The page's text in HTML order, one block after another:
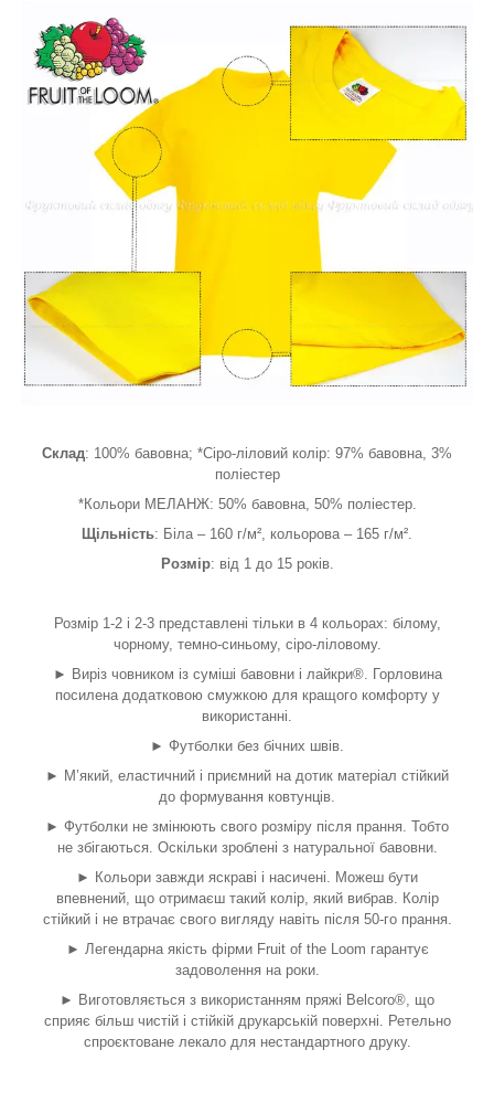
Склад: 100% бавовна; *Сіро-ліловий колір: 97% бавовна, 3%
поліестер
*Кольори МЕЛАНЖ: 50% бавовна, 50% поліестер.
Щільність: Біла – 160 г/м², кольорова – 165 г/м².
Розмір: від 1 до 15 років.
Розмір 1-2 і 2-3 представлені тільки в 4 кольорах: білому,
чорному, темно-синьому, сіро-ліловому.
► Виріз човником із суміші бавовни і лайкри®. Горловина
посилена додатковою смужкою для кращого комфорту у
використанні.
► Футболки без бічних швів.
► М’який, еластичний і приємний на дотик матеріал стійкий
до формування ковтунців.
► Футболки не змінюють свого розміру після прання. Тобто
не збігаються. Оскільки зроблені з натуральної бавовни.
► Кольори завжди яскраві і насичені. Можеш бути
впевнений, що отримаєш такий колір, який вибрав. Колір
стійкий і не втрачає свого вигляду навіть після 50-го прання.
► Легендарна якість фірми Fruit of the Loom гарантує
задоволення на роки.
► Виготовляється з використанням пряжі Belcoro®, що
сприяє більш чистій і стійкій друкарській поверхні. Ретельно
спроєктоване лекало для нестандартного друку.